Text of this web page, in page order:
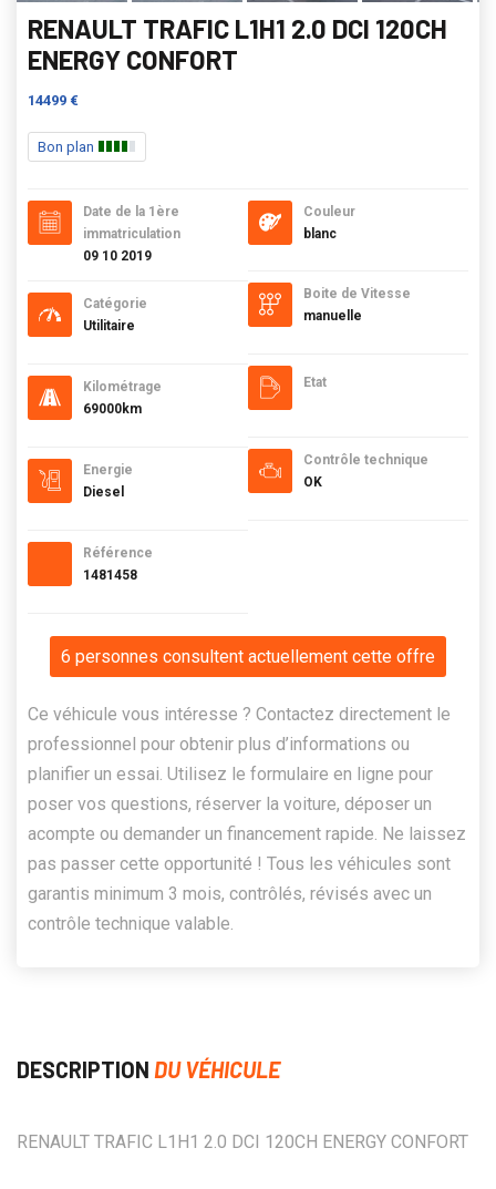
RENAULT TRAFIC L1H1 2.0 DCI 120CH
ENERGY CONFORT
14499 €
Bon plan
Date de la 1ère
immatriculation
09 10 2019
Catégorie
Utilitaire
Kilométrage
69000km
Energie
Diesel
Référence
1481458
Couleur
blanc
Boite de Vitesse
manuelle
Etat
Contrôle technique
OK
6 personnes consultent actuellement cette offre
Ce véhicule vous intéresse ? Contactez directement le
professionnel pour obtenir plus d’informations ou
planifier un essai. Utilisez le formulaire en ligne pour
poser vos questions, réserver la voiture, déposer un
acompte ou demander un financement rapide. Ne laissez
pas passer cette opportunité ! Tous les véhicules sont
garantis minimum 3 mois, contrôlés, révisés avec un
contrôle technique valable.
DESCRIPTION DU VÉHICULE
RENAULT TRAFIC L1H1 2.0 DCI 120CH ENERGY CONFORT